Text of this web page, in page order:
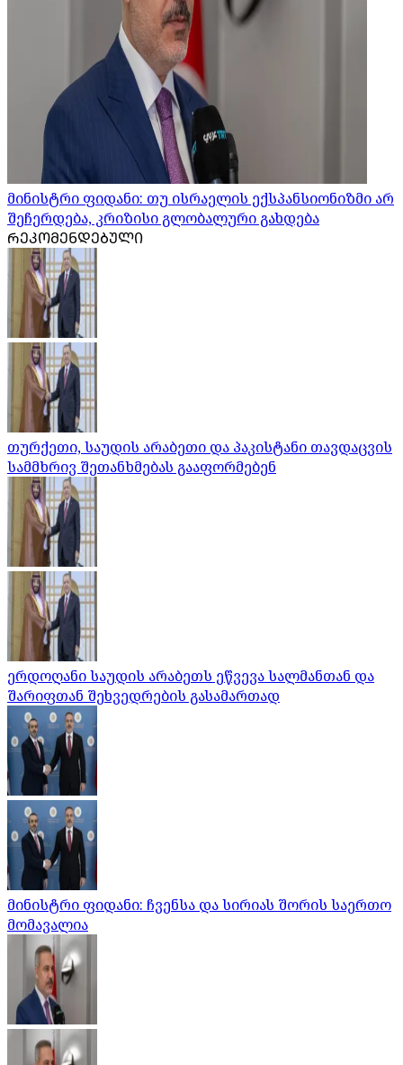
მინისტრი ფიდანი: თუ ისრაელის ექსპანსიონიზმი არ
შეჩერდება, კრიზისი გლობალური გახდება
ᲠᲔᲙᲝᲛᲔᲜᲓᲔᲑᲣᲚᲘ
თურქეთი, საუდის არაბეთი და პაკისტანი თავდაცვის
სამმხრივ შეთანხმებას გააფორმებენ
ერდოღანი საუდის არაბეთს ეწვევა სალმანთან და
შარიფთან შეხვედრების გასამართად
მინისტრი ფიდანი: ჩვენსა და სირიას შორის საერთო
მომავალია